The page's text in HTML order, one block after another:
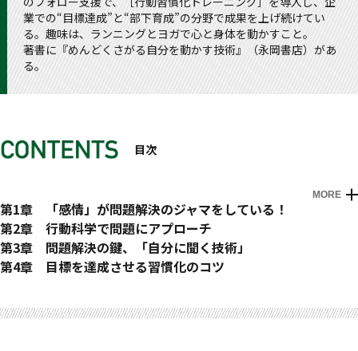
業での“目標達成”と“部下育成”の分野で成果を上げ続けてい
る。趣味は、ランニングとヨガで心と身体を動かすこと。
著書に『めんどくさがる自分を動かす技術』（永岡書店）があ
る。
目次
MORE
はじめに
第1章 「感情」が問題解決のジャマをしている！
高ぶった感情で目標設定をしてもうまくいかない！
がんばろう！ という気持ちがあなたを追い込む
好き嫌いで仕事をする上司と部下
「やる気が出ない」とき、どうしますか？
「感情のコントロール」という自己嫌悪の罠
第2章 行動科学で問題にアプローチ
行動科学マネジメントに基づいた問題解決方法とは？
ＮＧワード「もっとやる気を出せ！」
行動科学を使った問題解決のルール
あなたが着目すべき「２つの行動」
第3章 問題解決の鍵、「自分に聞く技術」
なぜ、論理的な考えができる人でも問題解決ができないのか？
まずは“あいまいな言葉”をってい的に排除しよう
必要なのは、行動への落とし込み
第4章 目標を達成させる習慣化のコツ
いきなり泳げるようになんてならない
行動理由（目標）を考えてから、結果を「メリット」に変えよ
「チェックリスト」で「見える化」する
指導にも役立つチェックリスト